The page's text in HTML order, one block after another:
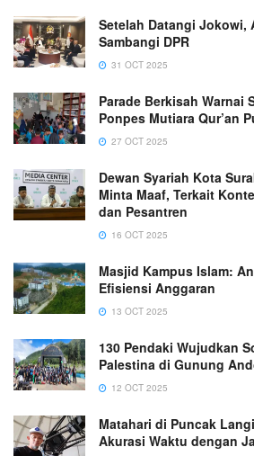
Setelah Datangi Jokowi,
Sambangi DPR
31 OCT 2025
Parade Berkisah Warnai
Ponpes Mutiara Qur’an
27 OCT 2025
Dewan Syariah Kota
Minta Maaf, Terkait
dan Pesantren
16 OCT 2025
Masjid Kampus Islam:
Efisiensi Anggaran
13 OCT 2025
130 Pendaki Wujudkan
Palestina di Gunung
12 OCT 2025
Matahari di Puncak
Akurasi Waktu dengan